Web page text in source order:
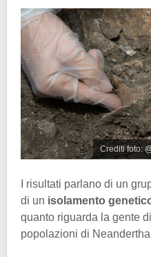
Crediti foto:
I risultati parlano di un
di un isolamento
quanto riguarda la gente
popolazioni di